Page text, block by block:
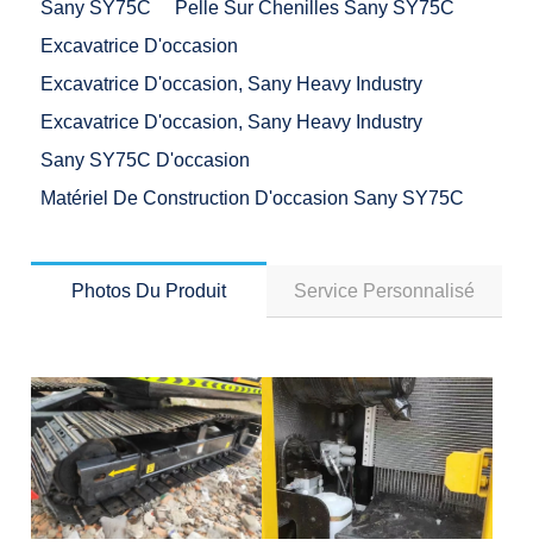
Sany SY75C
Pelle Sur Chenilles Sany SY75C
Excavatrice D'occasion
Excavatrice D'occasion, Sany Heavy Industry
Excavatrice D'occasion, Sany Heavy Industry
Sany SY75C D'occasion
Matériel De Construction D'occasion Sany SY75C
Photos Du Produit Service Personnalisé